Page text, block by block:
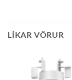
LÍKAR VÖRUR